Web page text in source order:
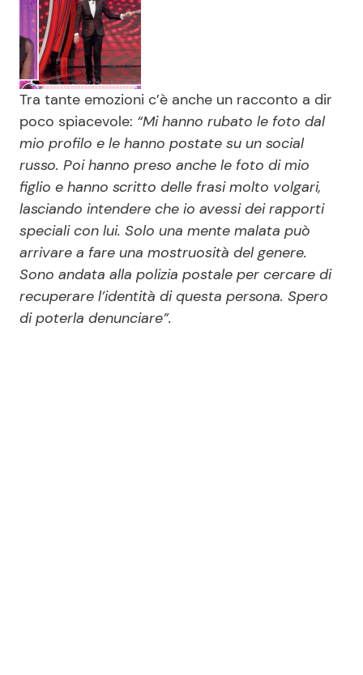
Tra tante emozioni c’è anche un racconto a dir
poco spiacevole: “Mi hanno rubato le foto dal
mio profilo e le hanno postate su un social
russo. Poi hanno preso anche le foto di mio
figlio e hanno scritto delle frasi molto volgari,
lasciando intendere che io avessi dei rapporti
speciali con lui. Solo una mente malata può
arrivare a fare una mostruosità del genere.
Sono andata alla polizia postale per cercare di
recuperare l’identità di questa persona. Spero
di poterla denunciare”.